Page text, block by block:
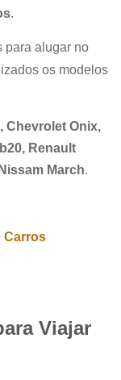
.
para alugar no
os modelos
Chevrolet Onix,
Renault
March.
Carros
Viajar